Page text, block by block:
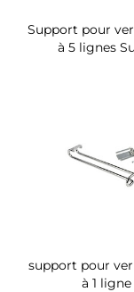
Support pour
à 5 lignes
support pour
à 1 ligne